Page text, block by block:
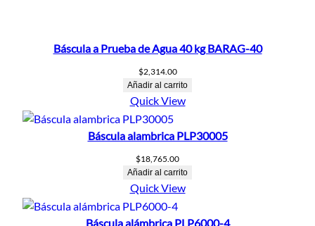
Báscula a Prueba de Agua 40 kg BARAG-40
$2,314.00
Añadir al carrito
Quick View
Báscula alambrica PLP30005
$18,765.00
Añadir al carrito
Quick View
Báscula alámbrica PLP6000-4